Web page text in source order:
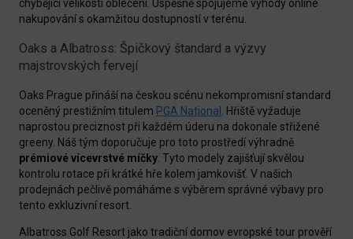
chybějící velikosti oblečení. Úspěšně spojujeme výhody online
nakupování s okamžitou dostupností v terénu.
Oaks a Albatross: Špičkový štandard a výzvy
majstrovských fervejí
Oaks Prague přináší na českou scénu nekompromisní standard
oceněný prestižním titulem PGA National
. Hřiště vyžaduje
naprostou preciznost při každém úderu na dokonale střižené
greeny. Náš tým doporučuje pro toto prostředí výhradně
prémiové vícevrstvé míčky . Tyto modely zajišťují skvělou
kontrolu rotace při krátké hře kolem jamkovišť. V našich
prodejnách pečlivě pomáháme s výběrem správné výbavy pro
tento exkluzivní resort.
Albatross Golf Resort jako tradiční domov evropské tour prověří